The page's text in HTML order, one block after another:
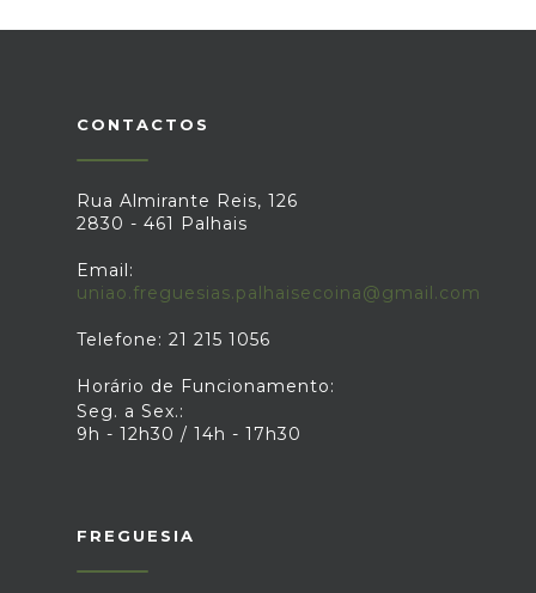
CONTACTOS
Rua Almirante Reis, 126
2830 - 461 Palhais
Email:
uniao.freguesias.palhaisecoina@gmail.com
Telefone: 21 215 1056
Horário de Funcionamento:
Seg. a Sex.:
9h - 12h30 / 14h - 17h30
FREGUESIA